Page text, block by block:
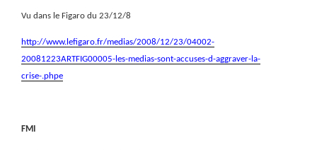
Vu dans le Figaro du 23/12/8
http://www.lefigaro.fr/medias/2008/12/23/04002-
20081223ARTFIG00005-les-medias-sont-accuses-d-aggraver-la-
crise-.phpe
FMI